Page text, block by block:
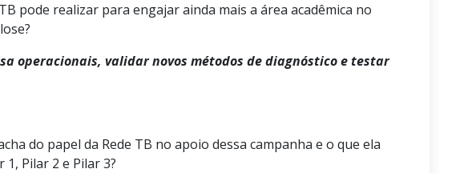
pode realizar para engajar ainda mais a área acadêmica no
operacionais, validar novos métodos de diagnóstico e testar
do papel da Rede TB no apoio dessa campanha e o que ela
Pilar 2 e Pilar 3?